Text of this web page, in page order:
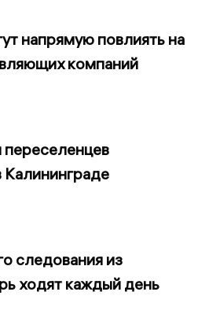
напрямую повлиять на
компаний
Калининграде
следования из
ходят каждый день